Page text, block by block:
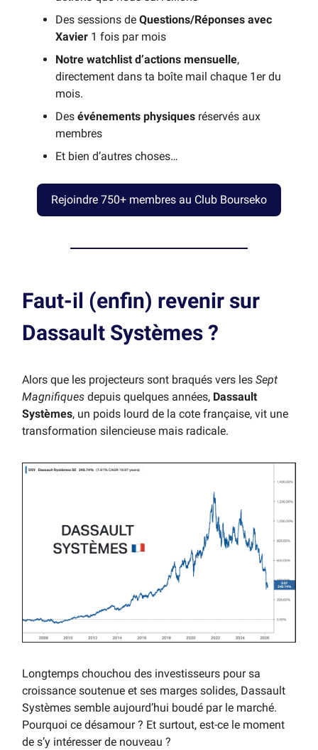
Des sessions de Questions/Réponses avec
Xavier 1 fois par mois
Notre watchlist d’actions mensuelle,
directement dans ta boîte mail chaque 1er du
mois.
Des événements physiques réservés aux
membres
Et bien d’autres choses…
Rejoindre 750+ membres au Club Bourseko
Faut-il (enfin) revenir sur
Dassault Systèmes ?
Alors que les projecteurs sont braqués vers les Sept
Magnifiques depuis quelques années, Dassault
Systèmes, un poids lourd de la cote française, vit une
transformation silencieuse mais radicale.
Longtemps chouchou des investisseurs pour sa
croissance soutenue et ses marges solides, Dassault
Systèmes semble aujourd’hui boudé par le marché.
Pourquoi ce désamour ? Et surtout, est-ce le moment
de s’y intéresser de nouveau ?